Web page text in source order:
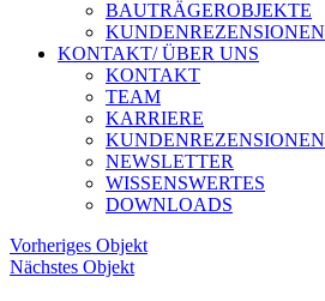
BAUTRÄGEROBJEKTE
KUNDENREZENSIONEN
KONTAKT/ ÜBER UNS
KONTAKT
TEAM
KARRIERE
KUNDENREZENSIONEN
NEWSLETTER
WISSENSWERTES
DOWNLOADS
Vorheriges Objekt
Nächstes Objekt